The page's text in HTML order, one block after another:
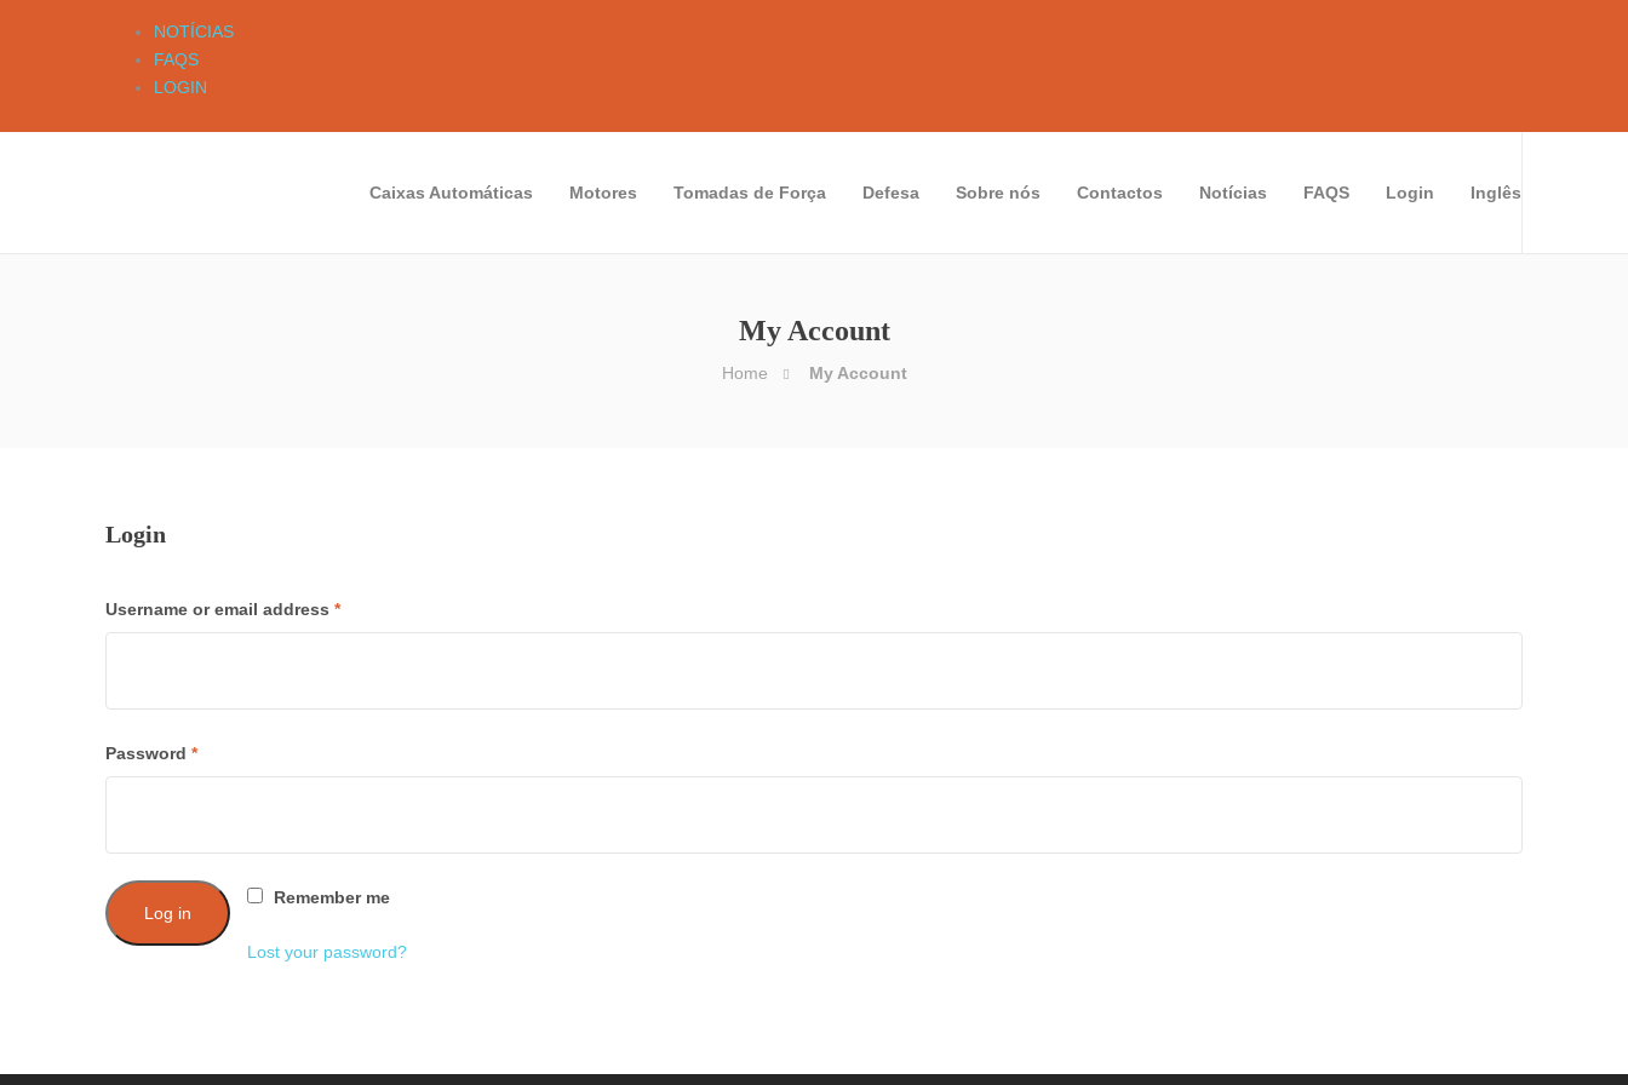
NOTÍCIAS
FAQS
LOGIN
Caixas Automáticas Motores Tomadas de Força Defesa Sobre nós Contactos Notícias FAQS Login Inglês
My Account
Home My Account
Login
Username or email address *Required
Password *Required
Remember me
Log in
Lost your password?